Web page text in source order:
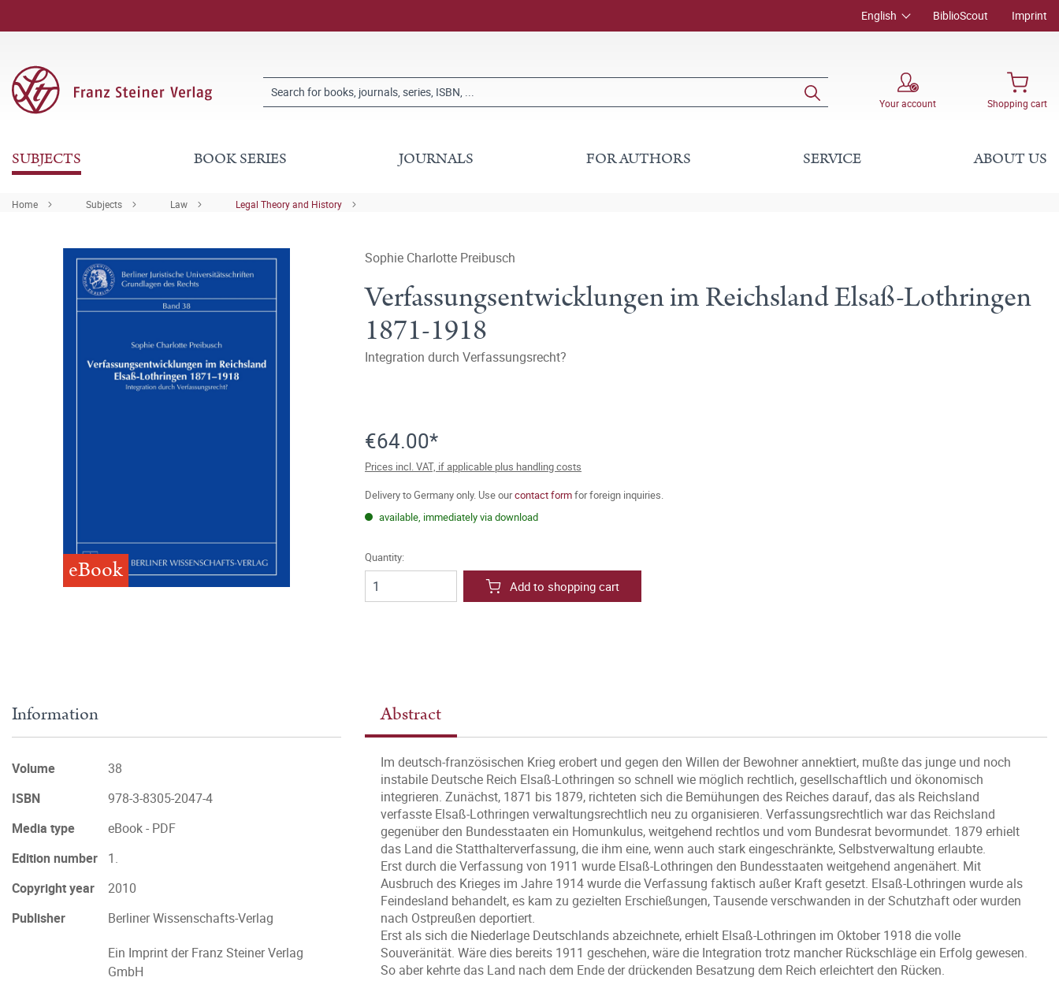
English BiblioScout Imprint
Your account Shopping cart
SUBJECTS BOOK SERIES JOURNALS FOR AUTHORS SERVICE ABOUT US
Home Subjects Law Legal Theory and History
eBook
Sophie Charlotte Preibusch
Verfassungsentwicklungen im Reichsland Elsaß-Lothringen
1871-1918
Integration durch Verfassungsrecht?
€64.00*
Prices incl. VAT, if applicable plus handling costs
Delivery to Germany only. Use ourcontact formfor foreign inquiries.
available, immediately via download
Quantity:
Add to shopping cart
Abstract
Im deutsch-französischen Krieg erobert und gegen den Willen der Bewohner annektiert, mußte das junge und noch
instabile Deutsche Reich Elsaß-Lothringen so schnell wie möglich rechtlich, gesellschaftlich und ökonomisch
integrieren. Zunächst, 1871 bis 1879, richteten sich die Bemühungen des Reiches darauf, das als Reichsland
verfasste Elsaß-Lothringen verwaltungsrechtlich neu zu organisieren. Verfassungsrechtlich war das Reichsland
gegenüber den Bundesstaaten ein Homunkulus, weitgehend rechtlos und vom Bundesrat bevormundet. 1879 erhielt
das Land die Statthalterverfassung, die ihm eine, wenn auch stark eingeschränkte, Selbstverwaltung erlaubte.
Erst durch die Verfassung von 1911 wurde Elsaß-Lothringen den Bundesstaaten weitgehend angenähert. Mit
Ausbruch des Krieges im Jahre 1914 wurde die Verfassung faktisch außer Kraft gesetzt. Elsaß-Lothringen wurde als
Feindesland behandelt, es kam zu gezielten Erschießungen, Tausende verschwanden in der Schutzhaft oder wurden
nach Ostpreußen deportiert.
Erst als sich die Niederlage Deutschlands abzeichnete, erhielt Elsaß-Lothringen im Oktober 1918 die volle
Souveränität. Wäre dies bereits 1911 geschehen, wäre die Integration trotz mancher Rückschläge ein Erfolg gewesen.
So aber kehrte das Land nach dem Ende der drückenden Besatzung dem Reich erleichtert den Rücken.
Information
Volume
38
ISBN
978-3-8305-2047-4
Media type
eBook - PDF
Edition number
1.
Copyright year
2010
Publisher
Berliner Wissenschafts-Verlag
Ein Imprint der Franz Steiner Verlag
GmbH